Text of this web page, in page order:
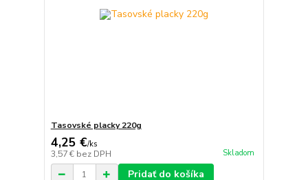
Tasovské placky 220g
4,25 €/ks
3,57 € bez DPH Skladom
Pridať do košíka